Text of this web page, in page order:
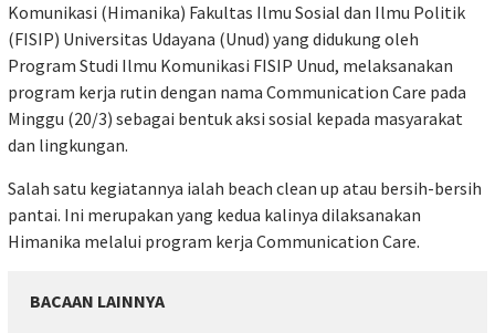
Komunikasi (Himanika) Fakultas Ilmu Sosial dan Ilmu Politik
(FISIP) Universitas Udayana (Unud) yang didukung oleh
Program Studi Ilmu Komunikasi FISIP Unud, melaksanakan
program kerja rutin dengan nama Communication Care pada
Minggu (20/3) sebagai bentuk aksi sosial kepada masyarakat
dan lingkungan.
Salah satu kegiatannya ialah beach clean up atau bersih-bersih
pantai. Ini merupakan yang kedua kalinya dilaksanakan
Himanika melalui program kerja Communication Care.
BACAAN LAINNYA